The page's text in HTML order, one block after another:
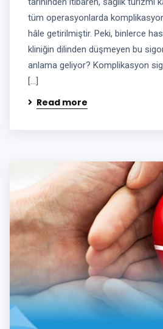
tüm operasyonlarda
hâle getirilmiştir. Peki, binlerce
kliniğin dilinden düşmeyen bu
anlama geliyor? Komplikasyon
[…]
Read more